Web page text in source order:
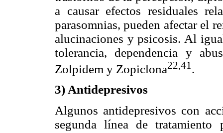
a causar efectos residuales
parasomnias, pueden afectar el
alucinaciones y psicosis. Al
tolerancia, dependencia y
Zolpidem y Zopiclona22,41 .
3) Antidepresivos
Algunos antidepresivos con
segunda línea de tratamiento